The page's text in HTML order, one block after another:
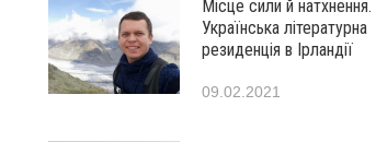
Місце сили й натхнення.
Українська літературна
резиденція в Ірландії
09.02.2021